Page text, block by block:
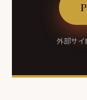
外部サイ